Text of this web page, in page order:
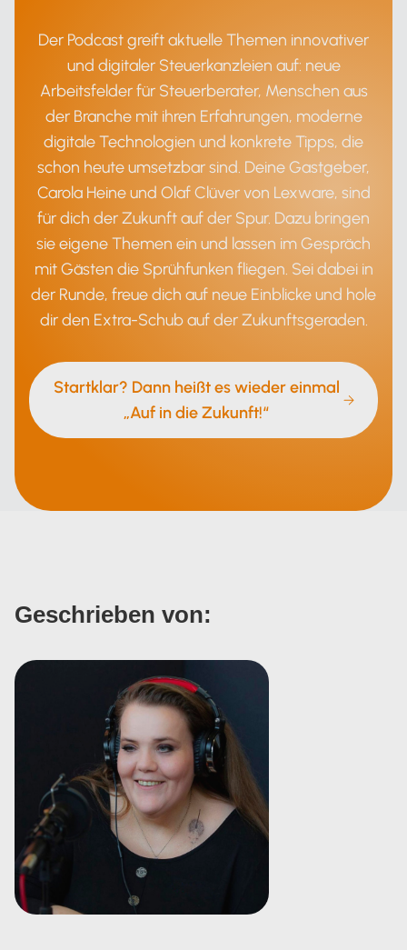
Der Podcast greift aktuelle Themen innovativer
und digitaler Steuerkanzleien auf: neue
Arbeitsfelder für Steuerberater, Menschen aus
der Branche mit ihren Erfahrungen, moderne
digitale Technologien und konkrete Tipps, die
schon heute umsetzbar sind. Deine Gastgeber,
Carola Heine und Olaf Clüver von Lexware, sind
für dich der Zukunft auf der Spur. Dazu bringen
sie eigene Themen ein und lassen im Gespräch
mit Gästen die Sprühfunken fliegen. Sei dabei in
der Runde, freue dich auf neue Einblicke und hole
dir den Extra-Schub auf der Zukunftsgeraden.
Startklar? Dann heißt es wieder einmal
„Auf in die Zukunft!“
Geschrieben von: